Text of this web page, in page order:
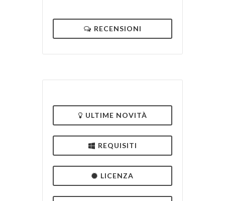
RECENSIONI
ULTIME NOVITÀ
REQUISITI
LICENZA